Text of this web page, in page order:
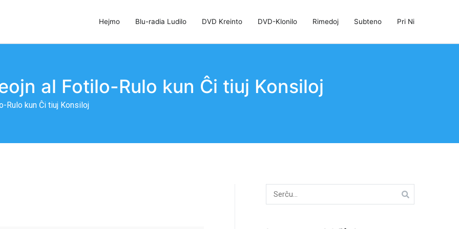
Hejmo Blu-radia Ludilo DVD Kreinto DVD-Klonilo Rimedoj Subteno Pri Ni
al Fotilo-Rulo kun Ĉi tiuj Konsiloj
Rulo kun Ĉi tiuj Konsiloj
Serĉu: